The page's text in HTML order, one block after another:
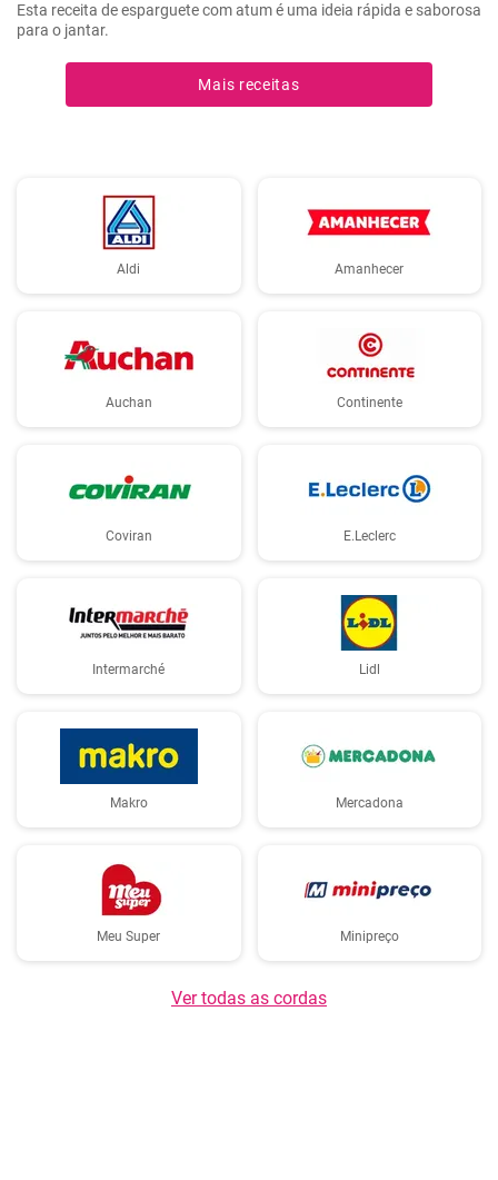
Esta receita de esparguete com atum é uma ideia rápida e saborosa
para o jantar.
Mais receitas
Aldi Amanhecer
Auchan Continente
Coviran E.Leclerc
Intermarché Lidl
Makro Mercadona
Meu Super Minipreço
Ver todas as cordas